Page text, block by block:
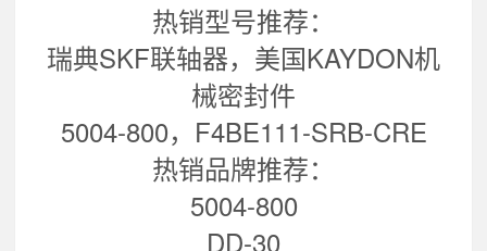
热销型号推荐：
瑞典SKF联轴器，美国KAYDON机
械密封件
5004-800，F4BE111-SRB-CRE
热销品牌推荐：
5004-800
DD-30